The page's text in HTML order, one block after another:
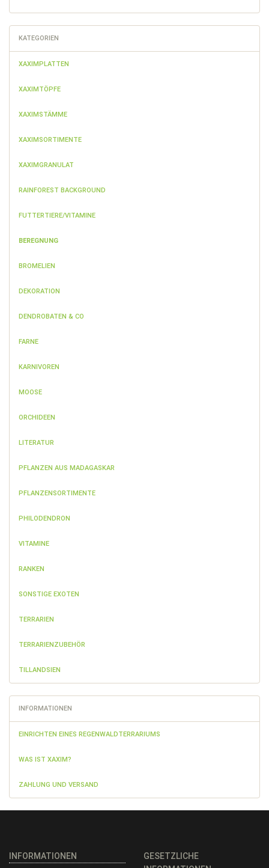
KATEGORIEN
XAXIMPLATTEN
XAXIMTÖPFE
XAXIMSTÄMME
XAXIMSORTIMENTE
XAXIMGRANULAT
RAINFOREST BACKGROUND
FUTTERTIERE/VITAMINE
BEREGNUNG
BROMELIEN
DEKORATION
DENDROBATEN & CO
FARNE
KARNIVOREN
MOOSE
ORCHIDEEN
LITERATUR
PFLANZEN AUS MADAGASKAR
PFLANZENSORTIMENTE
PHILODENDRON
VITAMINE
RANKEN
SONSTIGE EXOTEN
TERRARIEN
TERRARIENZUBEHÖR
TILLANDSIEN
INFORMATIONEN
EINRICHTEN EINES REGENWALDTERRARIUMS
WAS IST XAXIM?
ZAHLUNG UND VERSAND
INFORMATIONEN
GESETZLICHE